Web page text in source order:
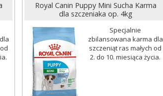
Royal Canin Puppy Mini Sucha Karma
dla szczeniaka op. 4kg
Specjalnie
zbilansowana karma dla
szczeniąt ras małych od
2. do 10. miesiąca życia.